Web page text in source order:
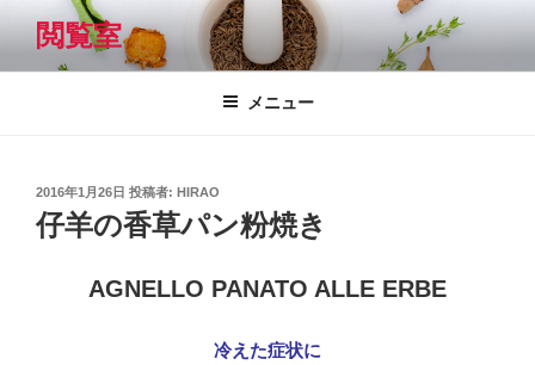
テ
閲覧室
メニュー
投
稿
日:
2016年1月26日 投稿者: HIRAO
仔羊の香草パン粉焼き
AGNELLO PANATO ALLE ERBE
冷えた症状に